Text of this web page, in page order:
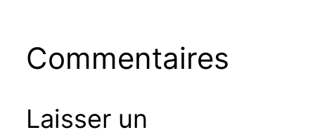
Commentaires
Laisser un